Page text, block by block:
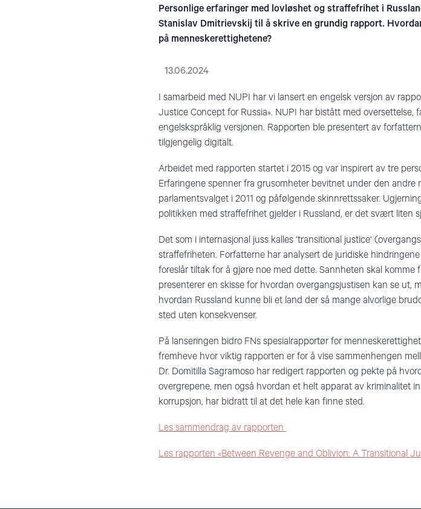
Personlige erfaringer med lovløshet og straffefrihet i
Stanislav Dmitrievskij til å skrive en grundig rapport.
på menneskerettighetene?
13.06.2024
I samarbeid med NUPI har vi lansert en engelsk versjon av
Justice Concept for Russia». NUPI har bistått med
engelskspråklig versjonen. Rapporten ble presentert av
tilgjengelig digitalt.
Arbeidet med rapporten startet i 2015 og var inspirert av tre
Erfaringene spenner fra grusomheter bevitnet under den andre
parlamentsvalget i 2011 og påfølgende skinnrettssaker.
politikken med straffefrihet gjelder i Russland, er det svært liten
Det som i internasjonal juss kalles ‘transitional justice‘
straffefriheten. Forfatterne har analysert de juridiske
foreslår tiltak for å gjøre noe med dette. Sannheten skal
presenterer en skisse for hvordan overgangsjustisen kan se ut,
hvordan Russland kunne bli et land der så mange alvorlige
sted uten konsekvenser.
På lanseringen bidro FNs spesialrapportør for
fremheve hvor viktig rapporten er for å vise sammenhengen
Dr. Domitilla Sagramoso har redigert rapporten og pekte på
overgrepene, men også hvordan et helt apparat av kriminalitet
korrupsjon, har bidratt til at det hele kan finne sted.
Les sammendrag av rapporten
Les rapporten «Between Revenge and Oblivion: A Transitional